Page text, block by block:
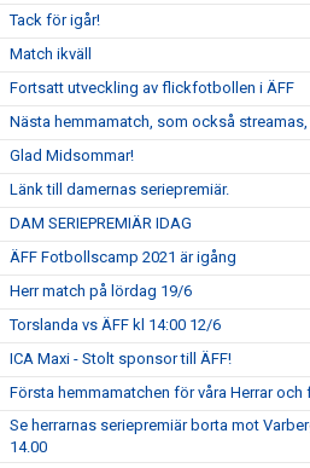
Tack för igår!
Match ikväll
Fortsatt utveckling av flickfotbollen i ÄFF
Nästa hemmamatch, som också streamas,
Glad Midsommar!
Länk till damernas seriepremiär.
DAM SERIEPREMIÄR IDAG
ÄFF Fotbollscamp 2021 är igång
Herr match på lördag 19/6
Torslanda vs ÄFF kl 14:00 12/6
ICA Maxi - Stolt sponsor till ÄFF!
Första hemmamatchen för våra Herrar och
Se herrarnas seriepremiär borta mot
14.00